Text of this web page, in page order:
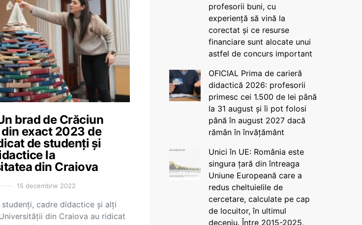
brad de Crăciun
exact 2023 de
de studenți și
la
din Craiova
15 decembrie 2022
studenți, cadre didactice și alți
din Craiova au ridicat
profesorii buni, cu
experiență să vină la
corectat și ce resurse
financiare sunt alocate unui
astfel de concurs important
OFICIAL Prima de carieră
didactică 2026: profesorii
primesc cei 1.500 de lei până
la 31 august și îi pot folosi
până în august 2027 dacă
rămân în învățământ
Unici în UE: România este
singura țară din întreaga
Uniune Europeană care a
redus cheltuielile de
cercetare, calculate pe cap
de locuitor, în ultimul
deceniu. Între 2015-2025,